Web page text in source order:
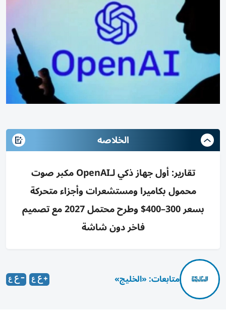
الخلاصه
تقارير: أول جهاز ذكي لـOpenAI مكبر صوت
محمول بكاميرا ومستشعرات وأجزاء متحركة
بسعر 300–400$ وطرح محتمل 2027 مع تصميم
فاخر دون شاشة
متابعات: «الخليج»